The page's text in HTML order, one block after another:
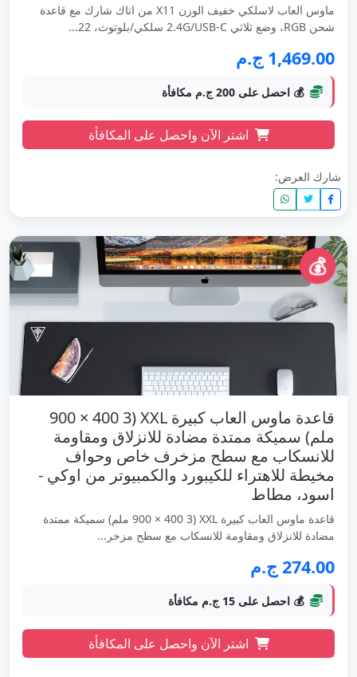
ماوس العاب لاسلكي خفيف الوزن X11 من اتاك شارك مع قاعدة
شحن RGB، وضع ثلاثي 2.4G/USB-C سلكي/بلوتوث، 22...
1,469.00 ج.م
💰 احصل على 200 ج.م مكافأة
اشتر الآن واحصل على المكافأة
شارك العرض:
💰
قاعدة ماوس العاب كبيرة XXL (900 × 400 3
ملم) سميكة ممتدة مضادة للانزلاق ومقاومة
للانسكاب مع سطح مزخرف خاص وحواف
مخيطة للاهتراء للكيبورد والكمبيوتر من اوكي -
اسود، مطاط
قاعدة ماوس العاب كبيرة XXL (900 × 400 3 ملم) سميكة ممتدة
مضادة للانزلاق ومقاومة للانسكاب مع سطح مزخر...
274.00 ج.م
💰 احصل على 15 ج.م مكافأة
اشتر الآن واحصل على المكافأة